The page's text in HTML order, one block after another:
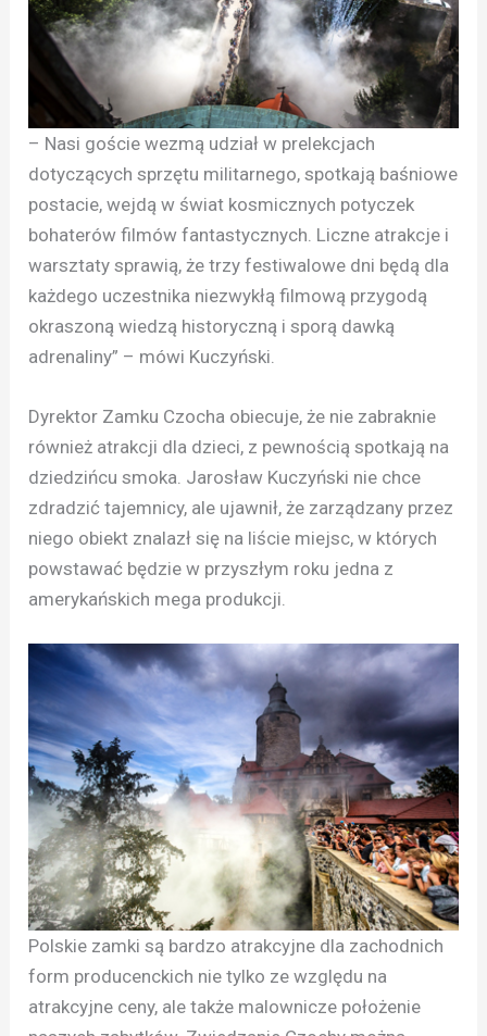
– Nasi goście wezmą udział w prelekcjach
dotyczących sprzętu militarnego, spotkają baśniowe
postacie, wejdą w świat kosmicznych potyczek
bohaterów filmów fantastycznych. Liczne atrakcje i
warsztaty sprawią, że trzy festiwalowe dni będą dla
każdego uczestnika niezwykłą filmową przygodą
okraszoną wiedzą historyczną i sporą dawką
adrenaliny” – mówi Kuczyński.
Dyrektor Zamku Czocha obiecuje, że nie zabraknie
również atrakcji dla dzieci, z pewnością spotkają na
dziedzińcu smoka. Jarosław Kuczyński nie chce
zdradzić tajemnicy, ale ujawnił, że zarządzany przez
niego obiekt znalazł się na liście miejsc, w których
powstawać będzie w przyszłym roku jedna z
amerykańskich mega produkcji.
Polskie zamki są bardzo atrakcyjne dla zachodnich
form producenckich nie tylko ze względu na
atrakcyjne ceny, ale także malownicze położenie